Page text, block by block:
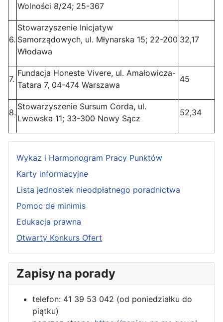
Wolności 8/24; 25-367
6.
Stowarzyszenie Inicjatyw
Samorządowych, ul. Młynarska 15; 22-200
Włodawa
32,17
7.
Fundacja Honeste Vivere, ul. Amałowicza-
Tatara 7, 04-474 Warszawa
45
8.
Stowarzyszenie Sursum Corda, ul.
Lwowska 11; 33-300 Nowy Sącz
52,34
Wykaz i Harmonogram Pracy Punktów
Karty informacyjne
Lista jednostek nieodpłatnego poradnictwa
Pomoc de minimis
Edukacja prawna
Otwarty Konkurs Ofert
Zapisy na porady
telefon: 41 39 53 042 (od poniedziałku do
piątku)